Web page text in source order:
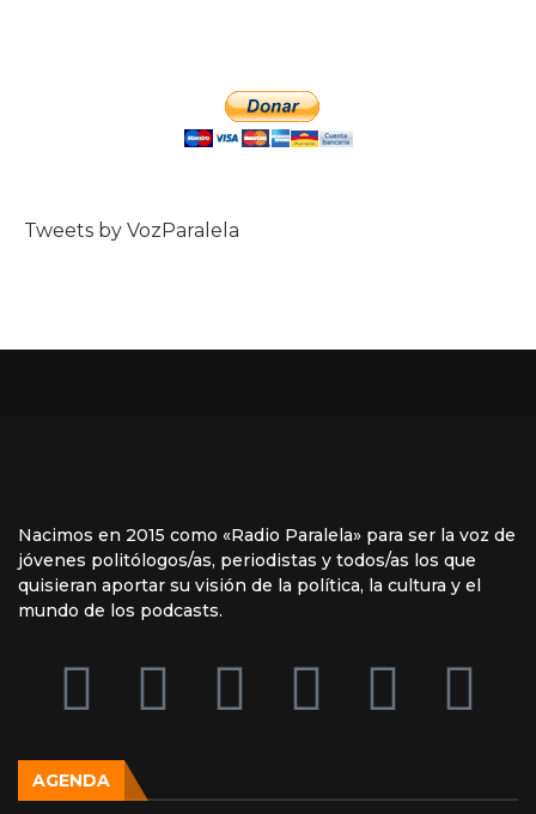
Tweets by VozParalela
Nacimos en 2015 como «Radio Paralela» para ser la voz de
jóvenes politólogos/as, periodistas y todos/as los que
quisieran aportar su visión de la política, la cultura y el
mundo de los podcasts.
AGENDA